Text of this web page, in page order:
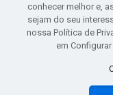
conhecer melhor e,
sejam do seu
nossa Política de
em
1.23, user_data: {
'1234567890', address: {